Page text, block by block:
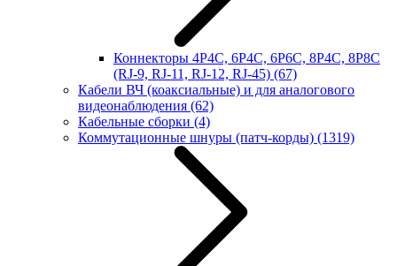
Коннекторы 4P4C, 6P4C, 6P6C, 8P4C, 8P8C
(RJ-9, RJ-11, RJ-12, RJ-45) (67)
Кабели ВЧ (коаксиальные) и для аналогового
видеонаблюдения (62)
Кабельные сборки (4)
Коммутационные шнуры (патч-корды) (1319)